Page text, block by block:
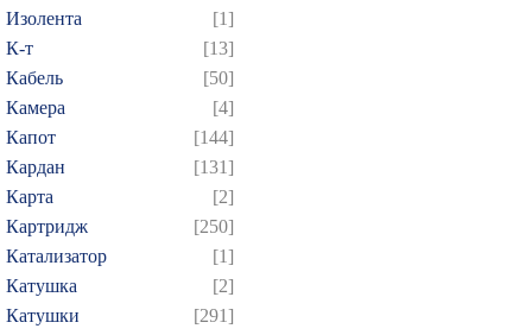
Изолента
[1]
К-т
[13]
Кабель
[50]
Камера
[4]
Капот
[144]
Кардан
[131]
Карта
[2]
Картридж
[250]
Катализатор
[1]
Катушка
[2]
Катушки
[291]